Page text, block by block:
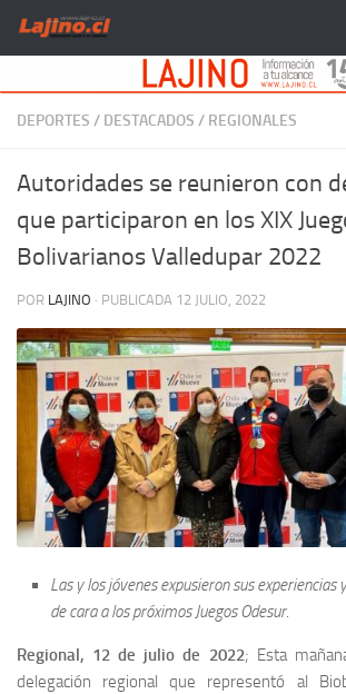
Saltar al contenido
DEPORTES / DESTACADOS / REGIONALES
Autoridades se reunieron con
que participaron en los XIX
Bolivarianos Valledupar 2022
POR LAJINO · PUBLICADA 12 JULIO, 2022
Las y los jóvenes expusieron sus experiencias
de cara a los próximos Juegos Odesur.
Regional, 12 de julio de 2022; Esta
delegación regional que representó al